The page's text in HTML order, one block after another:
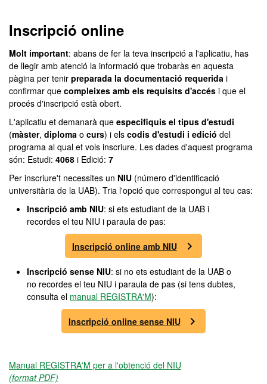
Inscripció online
Molt important: abans de fer la teva inscripció a l'aplicatiu, has
de llegir amb atenció la informació que trobaràs en aquesta
pàgina per tenir preparada la documentació requerida i
confirmar que compleixes amb els requisits d'accés i que el
procés d'inscripció està obert.
L'aplicatiu et demanarà que especifiquis el tipus d'estudi
(màster, diploma o curs) i els codis d'estudi i edició del
programa al qual et vols inscriure. Les dades d'aquest programa
són: Estudi: 4068 i Edició: 7
Per inscriure't necessites un NIU (número d'identificació
universitària de la UAB). Tria l'opció que correspongui al teu cas:
Inscripció amb NIU: si ets estudiant de la UAB i
recordes el teu NIU i paraula de pas:
Inscripció online amb NIU
Inscripció sense NIU: si no ets estudiant de la UAB o
no recordes el teu NIU i paraula de pas (si tens dubtes,
consulta el manual REGISTRA'M):
Inscripció online sense NIU
Manual REGISTRA'M per a l'obtenció del NIU
(format PDF)